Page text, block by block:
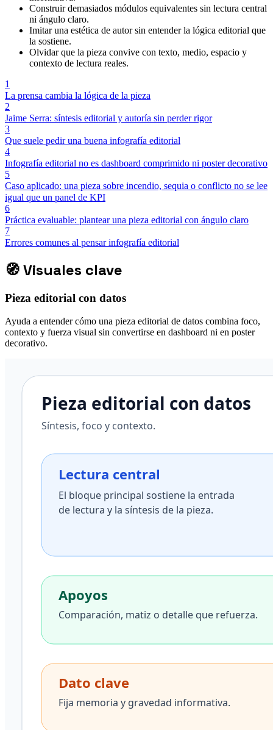
Construir demasiados módulos equivalentes sin lectura central
ni ángulo claro.
Imitar una estética de autor sin entender la lógica editorial que
la sostiene.
Olvidar que la pieza convive con texto, medio, espacio y
contexto de lectura reales.
1
La prensa cambia la lógica de la pieza
2
Jaime Serra: síntesis editorial y autoría sin perder rigor
3
Que suele pedir una buena infografía editorial
4
Infografía editorial no es dashboard comprimido ni poster decorativo
5
Caso aplicado: una pieza sobre incendio, sequia o conflicto no se lee
igual que un panel de KPI
6
Práctica evaluable: plantear una pieza editorial con ángulo claro
7
Errores comunes al pensar infografía editorial
🧭Visuales clave
Pieza editorial con datos
Ayuda a entender cómo una pieza editorial de datos combina foco,
contexto y fuerza visual sin convertirse en dashboard ni en poster
decorativo.